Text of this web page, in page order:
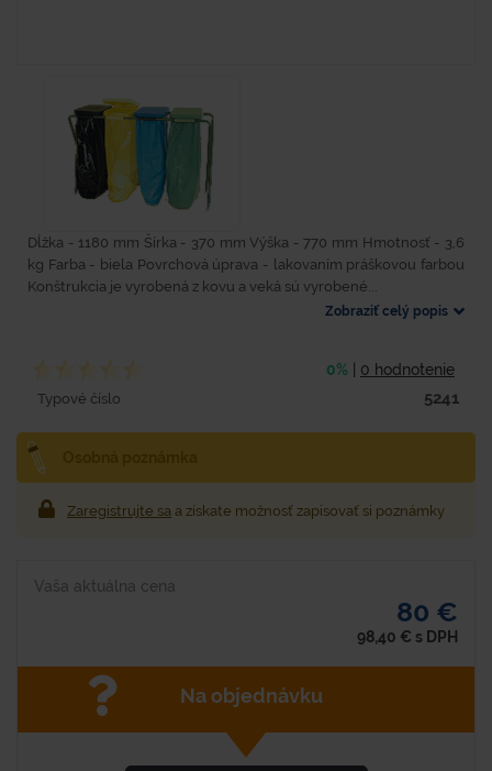
Dĺžka - 1180 mm Šírka - 370 mm Výška - 770 mm Hmotnosť - 3,6
kg Farba - biela Povrchová úprava - lakovaním práškovou farbou
Konštrukcia je vyrobená z kovu a veká sú vyrobené...
Zobraziť celý popis
0% 0 hodnotenie
Typové číslo 5241
Zaregistrujte sa a získate možnosť zapisovať si poznámky
Vaša aktuálna cena
80 €
98,40 € s DPH
Na objednávku